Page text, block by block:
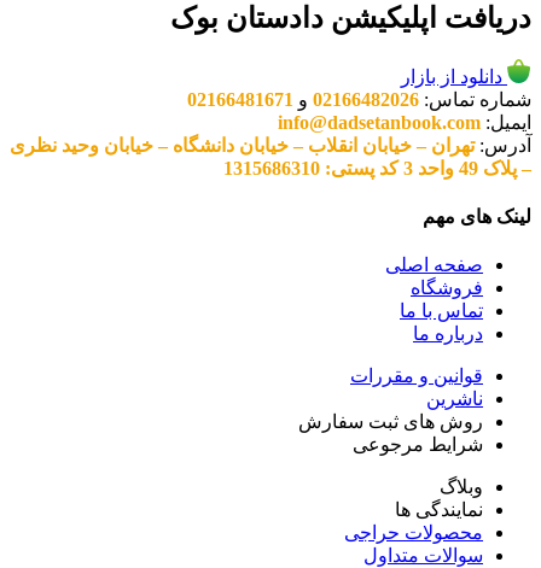
دریافت اپلیکیشن دادستان بوک
دانلود از بازار
شماره تماس: 02166482026 و 02166481671
ایمیل: info@dadsetanbook.com
آدرس:تهران – خیابان انقلاب – خیابان دانشگاه – خیابان وحید نظری
– پلاک 49 واحد 3 کد پستی: 1315686310
لینک های مهم
صفحه اصلی
فروشگاه
تماس با ما
درباره ما
قوانین و مقررات
ناشرین
روش های ثبت سفارش
شرایط مرجوعی
وبلاگ
نمایندگی ها
محصولات حراجی
سوالات متداول